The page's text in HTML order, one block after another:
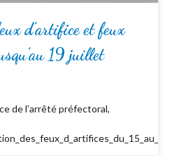
d’artifice et feux
19 juillet
de l’arrêté préfectoral,